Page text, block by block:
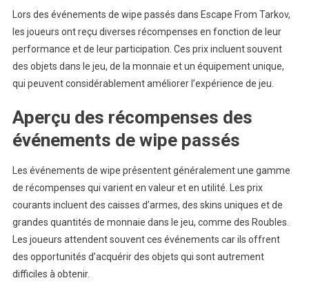
Lors des événements de wipe passés dans Escape From Tarkov,
les joueurs ont reçu diverses récompenses en fonction de leur
performance et de leur participation. Ces prix incluent souvent
des objets dans le jeu, de la monnaie et un équipement unique,
qui peuvent considérablement améliorer l’expérience de jeu.
Aperçu des récompenses des
événements de wipe passés
Les événements de wipe présentent généralement une gamme
de récompenses qui varient en valeur et en utilité. Les prix
courants incluent des caisses d’armes, des skins uniques et de
grandes quantités de monnaie dans le jeu, comme des Roubles.
Les joueurs attendent souvent ces événements car ils offrent
des opportunités d’acquérir des objets qui sont autrement
difficiles à obtenir.